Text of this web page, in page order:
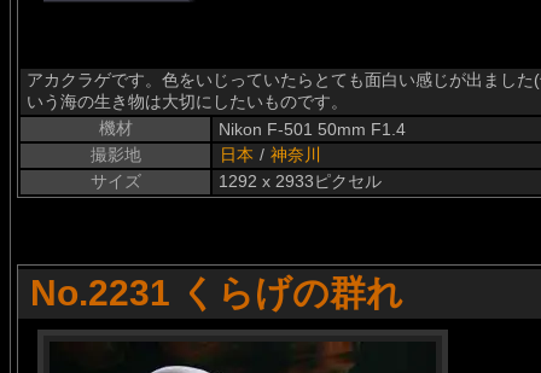
アカクラゲです。色をいじっていたらとても面白い感じが出まし
いう海の生き物は大切にしたいものです。
機材
Nikon F-501 50mm F1.4
撮影地
日本 / 神奈川
サイズ
1292 x 2933ピクセル
No.2231 くらげの群れ